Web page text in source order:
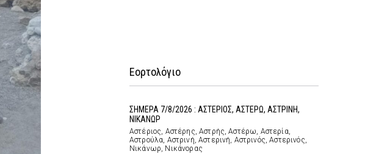
Εορτολόγιο
ΣΗΜΕΡΑ 7/8/2026 : ΑΣΤΕΡΙΟΣ, ΑΣΤΕΡΩ, ΑΣΤΡΙΝΗ,
ΝΙΚΑΝΩΡ
Αστέριος, Αστέρης, Αστρής, Αστέρω, Αστερία,
Αστρούλα, Αστρινή, Αστερινή, Αστρινός, Αστερινός,
Νικάνωρ, Νικάνορας